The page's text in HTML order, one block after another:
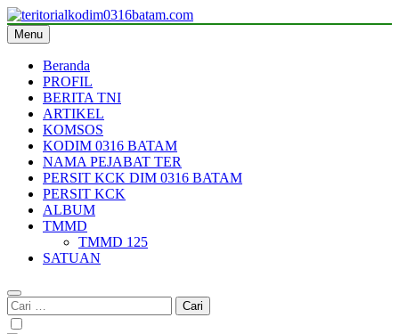
Skip
to
content
teritorialkodim0316batam.com
teritoriakkodimo0316batam
Menu
Beranda
PROFIL
BERITA TNI
ARTIKEL
KOMSOS
KODIM 0316 BATAM
NAMA PEJABAT TER
PERSIT KCK DIM 0316 BATAM
PERSIT KCK
ALBUM
TMMD
TMMD 125
SATUAN
Cari
untuk: